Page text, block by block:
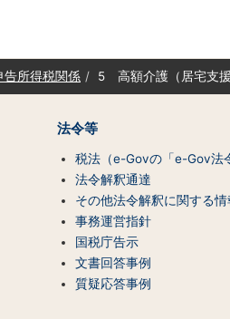
告所得税関係 5 高額介護（居宅支
法令等
税法（e-Govの「e-Gov法
法令解釈通達
その他法令解釈に関する情
事務運営指針
国税庁告示
文書回答事例
質疑応答事例